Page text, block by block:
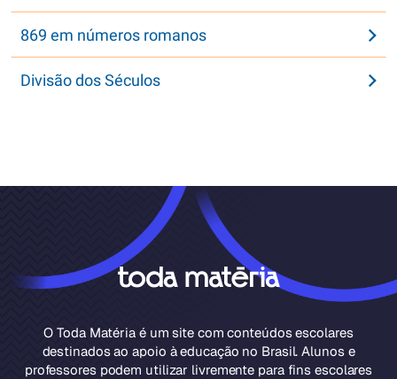
869 em números romanos
Divisão dos Séculos
O Toda Matéria é um site com conteúdos escolares
destinados ao apoio à educação no Brasil. Alunos e
professores podem utilizar livremente para fins escolares